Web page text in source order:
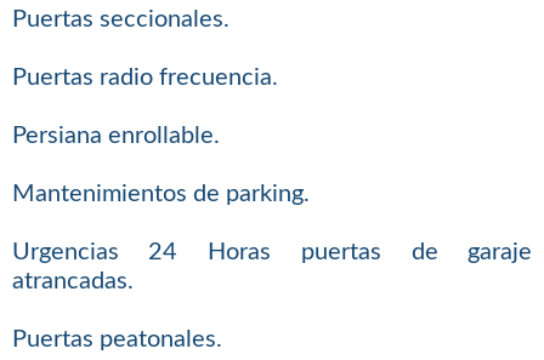
Puertas seccionales.
Puertas radio frecuencia.
Persiana enrollable.
Mantenimientos de parking.
Urgencias 24 Horas puertas de garaje
atrancadas.
Puertas peatonales.